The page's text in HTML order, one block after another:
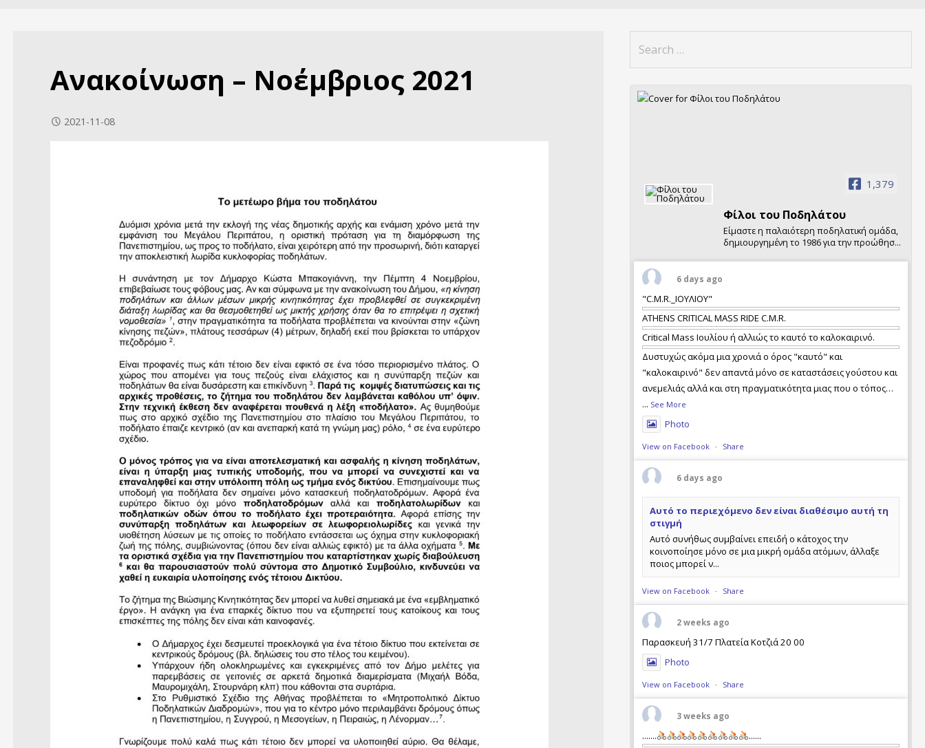
Ανακοίνωση – Νοέμβριος 2021
2021-11-08
1,379
Φίλοι τoυ Ποδηλάτου
Είμαστε η παλαιότερη ποδηλατική ομάδα,
δημιουργημένη το 1986 για την προώθηση
6 days ago
"C.M.R._ΙΟΥΛΙΟΥ"
ATHENS CRITICAL MASS RIDE C.M.R.
Critical Mass Ιουλίου ή αλλιώς το καυτό το καλοκαιρινό.
Δυστυχώς ακόμα μια χρονιά ο όρος "καυτό" και
"καλοκαιρινό" δεν απαντά μόνο σε καταστάσεις γούστου και
ανεμελιάς αλλά και στη πραγματικότητα μιας που ο τόπος
μας καίγεται ξανά και με απώλειες ανθρώπινων ζωών. Τι
φταίει και τι όχι, ποιός έχει τις ευθύνες και ποιός όχι, ας το
αναλογιστεί ο καθέν
... See More
Photo
View on Facebook · Share
6 days ago
Αυτό το περιεχόμενο δεν είναι διαθέσιμο αυτή τη
στιγμή
Αυτό συνήθως συμβαίνει επειδή ο κάτοχος την
κοινοποίησε μόνο σε μια μικρή ομάδα ατόμων, άλλαξε
ποιος μπορεί ν...
View on Facebook · Share
2 weeks ago
Παρασκευή 31/7 Πλατεία Κοτζιά 20 00
Photo
View on Facebook · Share
3 weeks ago
.......
......